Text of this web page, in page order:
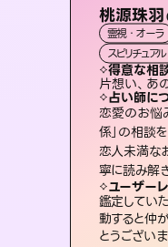
桃源珠羽
霊視・オーラ
スピリチュア
得意な相
片想い、あ
占い師に
恋愛のお悩
係」の相談
恋人未満な
寧に読み解
ユーザー
鑑定してい
動すると仲
とうござい
セラ
霊視
スピリ
得意
片想
占い
連絡再
多数。
験があ
い未来
ユー
とても
らは何
しゃる
選
職
本
打